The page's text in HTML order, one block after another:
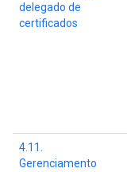
delegado de
certificados
4.11.
Gerenciamento